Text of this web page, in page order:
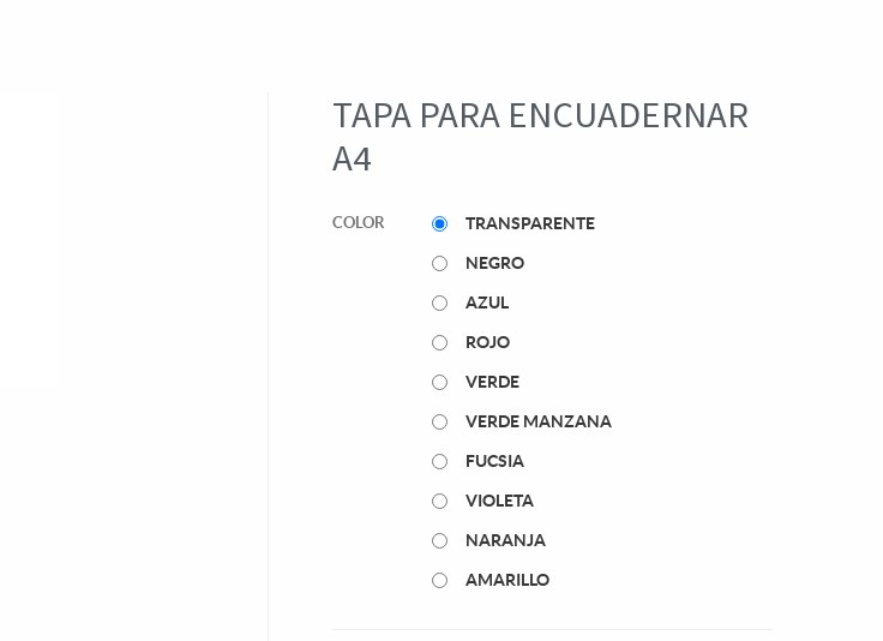
TAPA PARA ENCUADERNAR
A4
COLOR TRANSPARENTE
NEGRO
AZUL
ROJO
VERDE
VERDE MANZANA
FUCSIA
VIOLETA
NARANJA
AMARILLO